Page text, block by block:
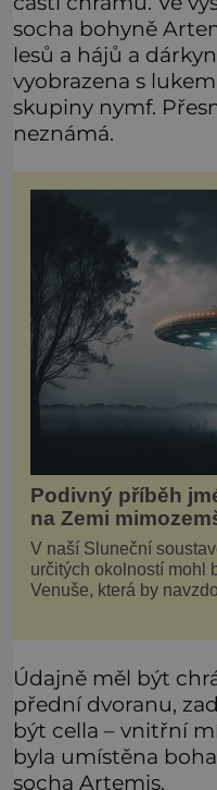
socha bohyně
lesů a hájů a
vyobrazena s
skupiny nymf.
neznámá.
Podivný příběh
na Zemi
V naší Sluneční
určitých okolností mohl
Venuše, která by
smrtícímu složení
Údajně měl být
přední dvoranu,
být cella – vnitřní
byla umístěna
socha Artemis.